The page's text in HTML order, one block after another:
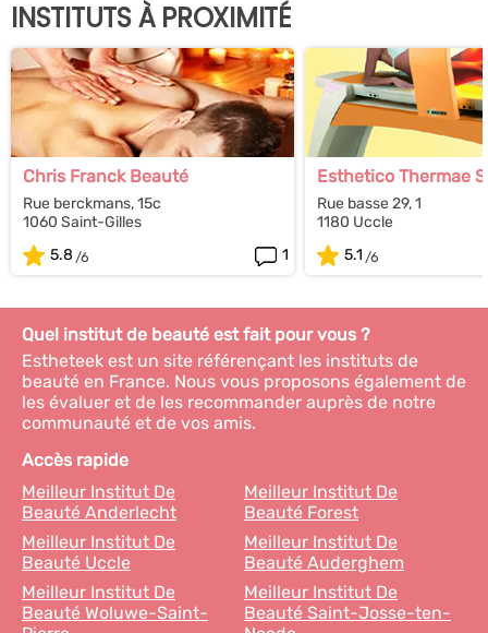
INSTITUTS À PROXIMITÉ
Chris Franck Beauté
Rue berckmans, 15c
1060 Saint-Gilles
5.8
1
Esthetico Thermae
Rue basse 29, 1
1180 Uccle
5.1
Quel institut de beauté est fait pour vous ?
Estheteek est un site référençant les instituts de
beauté en France. Nous vous proposons également de
les évaluer et de les recommander auprès de notre
communauté et de vos amis.
Accès rapide
Meilleur Institut De
Beauté Anderlecht
Meilleur Institut De
Beauté Forest
Meilleur Institut De
Beauté Uccle
Meilleur Institut De
Beauté Auderghem
Meilleur Institut De
Beauté Woluwe-Saint-
Meilleur Institut De
Beauté Saint-Josse-ten-